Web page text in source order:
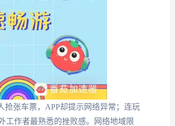
抢张车票，APP却提示网络异常；连玩
工作者最熟悉的挫败感。网络地域限